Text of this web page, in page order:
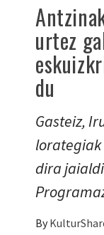
urtez
du
Gasteiz,
lorategiak
dira
By